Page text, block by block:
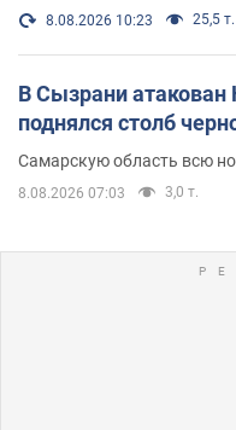
8.08.2026 10:23 25,5 т.
В Сызрани
поднялся столб
Самарскую область всю
8.08.2026 07:03 3,0 т.